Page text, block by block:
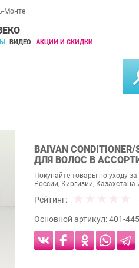
Монте
ВИДЕО АКЦИИ И СКИДКИ
BAIVAN
ДЛЯ ВОЛОС В
Покупайте товары по уходу
России, Киргизии, Казахстана
Рейтинг:
Основной артикул:401-